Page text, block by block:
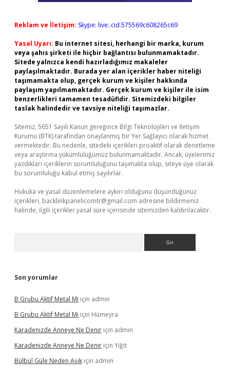
Reklam ve İletişim: Skype: live:.cid.575569c608265c69
Yasal Uyarı: Bu internet sitesi, herhangi bir marka, kurum
veya şahıs şirketi ile hiçbir bağlantısı bulunmamaktadır.
Sitede yalnızca kendi hazırladığımız makaleler
paylaşılmaktadır. Burada yer alan içerikler haber niteliği
taşımamakta olup, gerçek kurum ve kişiler hakkında
paylaşım yapılmamaktadır. Gerçek kurum ve kişiler ile isim
benzerlikleri tamamen tesadüfidir. Sitemizdeki bilgiler
taslak halindedir ve tavsiye niteliği taşımazlar.
Sitemiz, 5651 Sayılı Kanun gereğince Bilgi Teknolojileri ve İletişim
Kurumu (BTK) tarafından onaylanmış bir Yer Sağlayıcı olarak hizmet
vermektedir. Bu nedenle, sitedeki içerikleri proaktif olarak denetleme
veya araştırma yükümlülüğümüz bulunmamaktadır. Ancak, üyelerimiz
yazdıkları içeriklerin sorumluluğunu taşımakta olup, siteye üye olarak
bu sorumluluğu kabul etmiş sayılırlar.
Hukuka ve yasal düzenlemelere aykırı olduğunu düşündüğünüz
içerikleri, backlinkpanelicomtr@gmail.com adresine bildirmeniz
halinde, ilgili içerikler yasal süre içerisinde sitemizden kaldırılacaktır.
Son yorumlar
B Grubu Aktif Metal Mi için admin
B Grubu Aktif Metal Mi için Hümeyra
Karadenizde Anneye Ne Denir için admin
Karadenizde Anneye Ne Denir için Yiğit
Bülbül Güle Neden Aşık için admin